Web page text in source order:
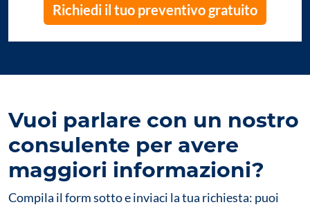
Richiedi il tuo preventivo gratuito
Vuoi parlare con un nostro
consulente per avere
maggiori informazioni?
Compila il form sotto e inviaci la tua richiesta: puoi